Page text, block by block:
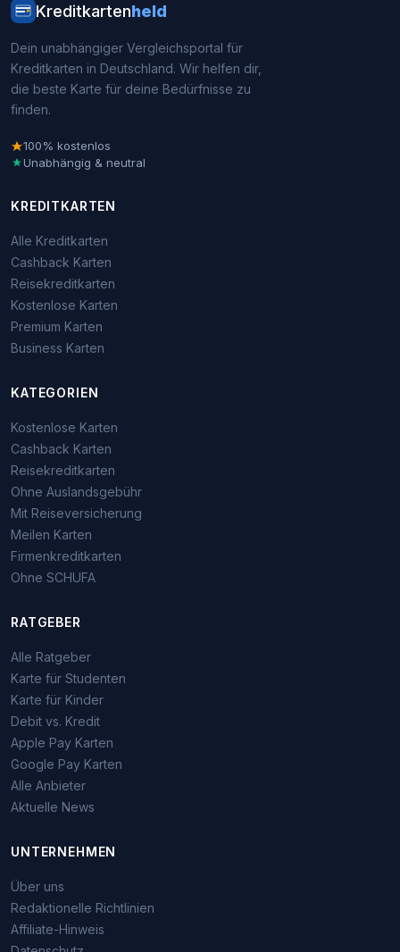
Kreditkartenheld
Dein unabhängiger Vergleichsportal für
Kreditkarten in Deutschland. Wir helfen dir,
die beste Karte für deine Bedürfnisse zu
finden.
100% kostenlos
Unabhängig & neutral
KREDITKARTEN
Alle Kreditkarten
Cashback Karten
Reisekreditkarten
Kostenlose Karten
Premium Karten
Business Karten
KATEGORIEN
Kostenlose Karten
Cashback Karten
Reisekreditkarten
Ohne Auslandsgebühr
Mit Reiseversicherung
Meilen Karten
Firmenkreditkarten
Ohne SCHUFA
RATGEBER
Alle Ratgeber
Karte für Studenten
Karte für Kinder
Debit vs. Kredit
Apple Pay Karten
Google Pay Karten
Alle Anbieter
Aktuelle News
UNTERNEHMEN
Über uns
Redaktionelle Richtlinien
Affiliate-Hinweis